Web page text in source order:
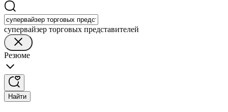
супервайзер торговых представителей
Резюме
Найти